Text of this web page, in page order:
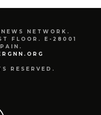
NETWORK.
FLOOR. E-28001
RESERVED.